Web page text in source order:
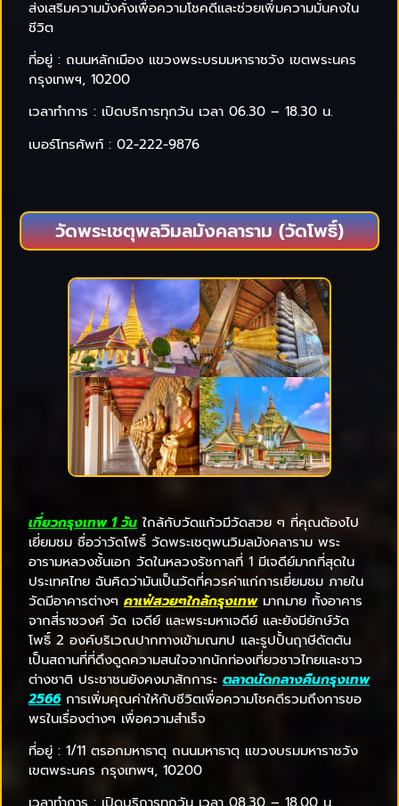
ส่งเสริมความมั่งคั่งเพื่อความโชคดีและช่วยเพิ่มความมั่นคงใน
ชีวิต
ที่อยู่ : ถนนหลักเมือง แขวงพระบรมมหาราชวัง เขตพระนคร
กรุงเทพฯ, 10200
เวลาทำการ : เปิดบริการทุกวัน เวลา 06.30 – 18.30 น.
เบอร์โทรศัพท์ : 02-222-9876
วัดพระเชตุพลวิมลมังคลาราม (วัดโพธิ์)
เที่ยวกรุงเทพ 1 วัน ใกล้กับวัดแก้วมีวัดสวย ๆ ที่คุณต้องไป
เยี่ยมชม ชื่อว่าวัดโพธิ์ วัดพระเชตุพนวิมลมังคลาราม พระ
อารามหลวงชั้นเอก วัดในหลวงรัชกาลที่ 1 มีเจดีย์มากที่สุดใน
ประเทศไทย ฉันคิดว่ามันเป็นวัดที่ควรค่าแก่การเยี่ยมชม ภายใน
วัดมีอาคารต่างๆ คาเฟ่สวยๆใกล้กรุงเทพมากมาย ทั้งอาคาร
จากสี่ราชวงศ์ วัด เจดีย์ และพระมหาเจดีย์ และยังมียักษ์วัด
โพธิ์ 2 องค์บริเวณปากทางเข้ามณฑป และรูปปั้นฤาษีดัตตัน
เป็นสถานที่ที่ดึงดูดความสนใจจากนักท่องเที่ยวชาวไทยและชาว
ต่างชาติ ประชาชนยังคงมาสักการะ ตลาดนัดกลางคืนกรุงเทพ
2566 การเพิ่มคุณค่าให้กับชีวิตเพื่อความโชคดีรวมถึงการขอ
พรในเรื่องต่างๆ เพื่อความสำเร็จ
ที่อยู่ : 1/11 ตรอกมหาธาตุ ถนนมหาธาตุ แขวงบรมมหาราชวัง
เขตพระนคร กรุงเทพฯ, 10200